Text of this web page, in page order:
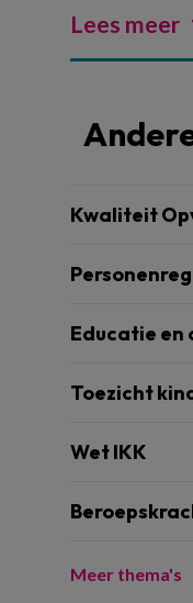
Lees meer
Kwaliteit
Educatie en
Toezicht
Wet IKK
Meer thema's